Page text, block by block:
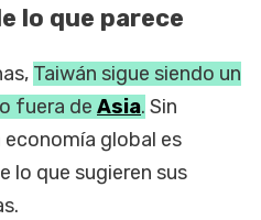
lo que parece
Taiwán sigue siendo un
fuera de Asia. Sin
economía global es
lo que sugieren sus